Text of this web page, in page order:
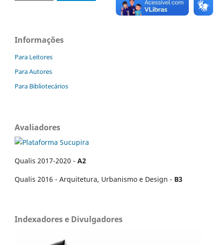
Informações
Para Leitores
Para Autores
Para Bibliotecários
Avaliadores
Qualis 2017-2020 - A2
Qualis 2016 - Arquitetura, Urbanismo e Design - B3
Indexadores e Divulgadores